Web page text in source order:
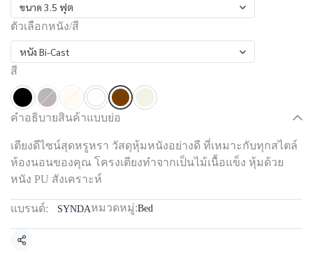
ขนาด 3.5 ฟุต
ตัวเลือกหนัง/สี
หนัง Bi-Cast
สี
คำอธิบายสินค้าแบบย่อ
เตียงดีไซน์สุดหรูหรา วัสดุหุ้มหนังอย่างดี ที่เหมาะกับทุกสไตล์
ห้องนอนของคุณ โครงเตียงทำจากเป็นไม้เนื้อแข็ง หุ้มด้วย
หนัง PU สังเคราะห์
แบรนด์: SYNDAหมวดหมู่:Bed
แชร์